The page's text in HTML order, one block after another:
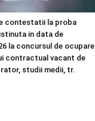
contestatii la proba
in data de
la concursul de ocupare
contractual vacant de
studii medii, tr.